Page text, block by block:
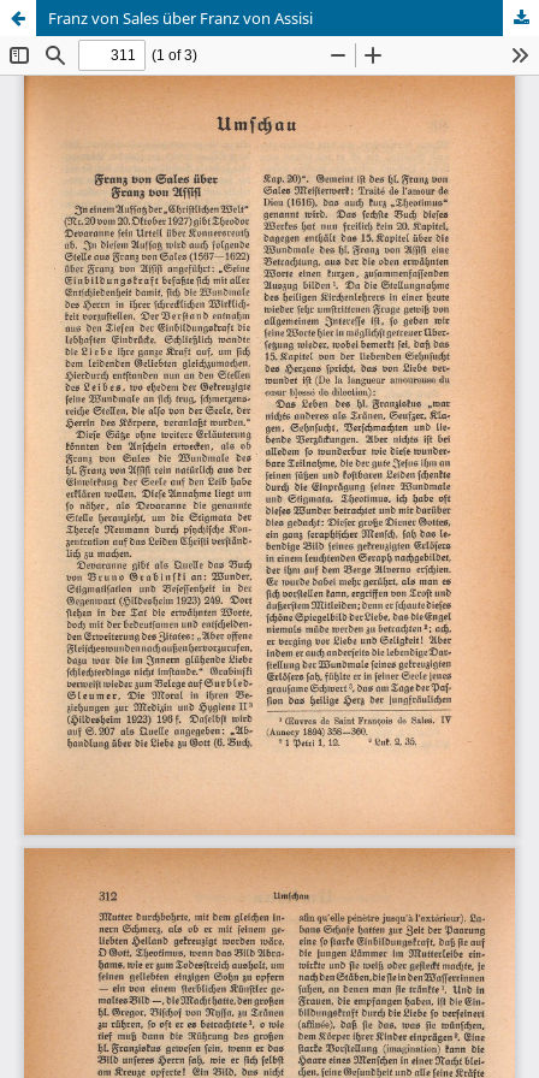
Franz von Sales über Franz von Assisi